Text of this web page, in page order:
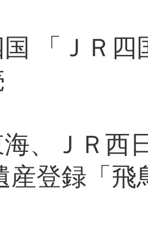
「ＪＲ
、ＪＲ西
産登録「